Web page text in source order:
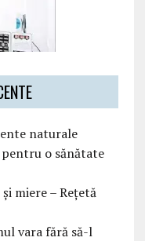
naturale
o sănătate
miere – Rețetă
vara fără să-l